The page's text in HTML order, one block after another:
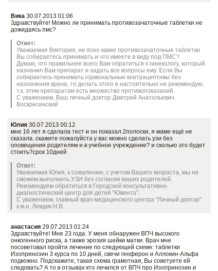
Вика 30.07.2013 01:06
Здравствуйте! Можно ли принимать противозачаточные таблетки не
дожидаясь пмс?
Ответ:
Уважаемая Виктория, не ясно какие противозачаточные таблетки
Вы собираетесь принимать и что имеете в виду под ПМС?
Думаю, что правильнее всего Вам обратиться к гинекологу, который
назначил Вам препарат и задать все вопросы ему. Если Вы
собираетесь принимать гормональные контрацептивы без
назначения врача, то делать этого я настоятельно не рекомендую,
т.к. этим препаратам есть множество противопоказаний.
С уважением, Ваш личный доктор Дмитрий Анатольевич
Воскресенский
Юлия 30.07.2013 00:12
мне 16 лет я сделала тест и он показал 2полоски, я маме ещё не
сказала..скажите пожалуйста у вас можно сделать узи без
оповещения родителям и в учебное учреждение? и сколько это будет
стоить?срок 10дней
Ответ:
Уважаемая Юлия, к сожалению, с учетом Вашего возраста, мы не
сможем выполнить УЗИ без согласия ваших родителей.
Рекомендуем обратиться в Городской консультативно-
диагностический центр для детей "Ювента".
С уважением, главный врач медицинского центра "Личный доктор"
к.м.н. Левдик Н.В.
анастасия 29.07.2013 01:24
Здравствуйте! Мне 23 года. У меня обнаружен ВПЧ высокого
онкогенного риска, а также эрозия шейки матки. Врач мне
посоветовал пройти лечение по следующей схеме: таблетки
Изопринозин 3 курса по 10 дней, свечи генферон и Аллокин-Альфа
подкожно. Подскажите, такая схема грамотная, Вы советуете ей
следовать? А то в отзывах кто лечился от ВПЧ про Изопринозин и